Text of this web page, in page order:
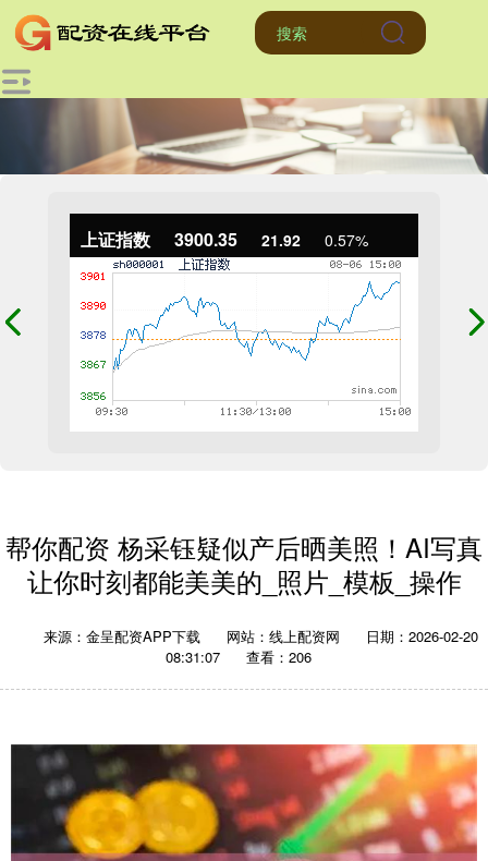
上证指数 3900.35 21.92 0.57%
帮你配资 杨采钰疑似产后晒美照！AI写真
让你时刻都能美美的_照片_模板_操作
来源：金呈配资APP下载 网站：线上配资网
日期：2026-02-20
08:31:07
查看：206